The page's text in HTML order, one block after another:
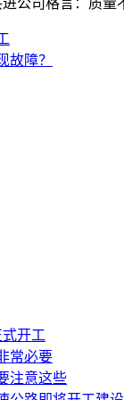
公司格言：质
故障？
开工
常必要
注意这些